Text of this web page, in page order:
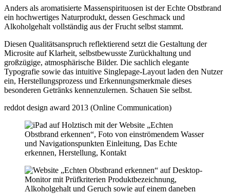
Anders als aromatisierte Massenspirituosen ist der Echte Obstbrand
ein hochwertiges Naturprodukt, dessen Geschmack und
Alkoholgehalt vollständig aus der Frucht selbst stammt.
Diesen Qualitätsanspruch reflektierend setzt die Gestaltung der
Microsite auf Klarheit, selbstbewusste Zurückhaltung und
großzügige, atmosphärische Bilder. Die sachlich elegante
Typografie sowie das intuitive Singlepage-Layout laden den Nutzer
ein, Herstellungsprozess und Erkennungsmerkmale dieses
besonderen Getränks kennenzulernen. Schauen Sie selbst.
reddot design award 2013 (Online Communication)